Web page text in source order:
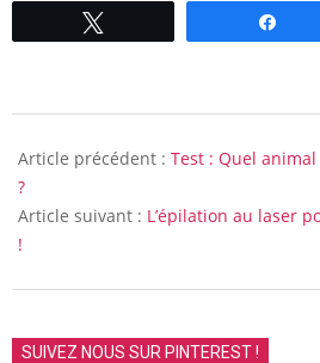
11-
14
Article précédent : Test : Quel
?
Article suivant : L’épilation au laser
!
SUIVEZ NOUS SUR PINTEREST !